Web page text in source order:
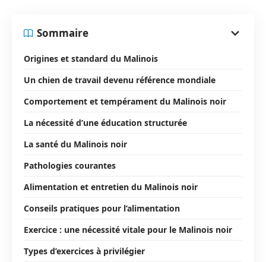
Sommaire
Origines et standard du Malinois
Un chien de travail devenu référence mondiale
Comportement et tempérament du Malinois noir
La nécessité d’une éducation structurée
La santé du Malinois noir
Pathologies courantes
Alimentation et entretien du Malinois noir
Conseils pratiques pour l’alimentation
Exercice : une nécessité vitale pour le Malinois noir
Types d’exercices à privilégier